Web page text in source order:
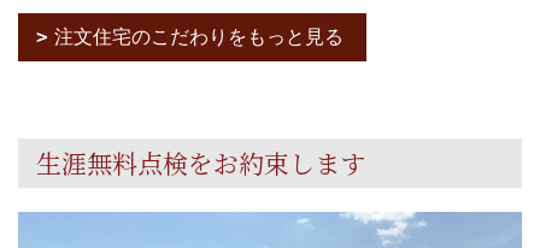
注文住宅のこだわりをもっと見る
生涯無料点検をお約束します